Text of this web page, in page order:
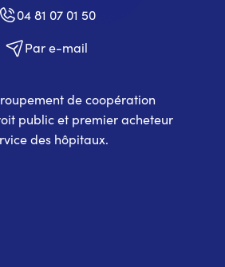
04 81 07 01 50
Par e-mail
de coopération
public et premier acheteur
des hôpitaux.